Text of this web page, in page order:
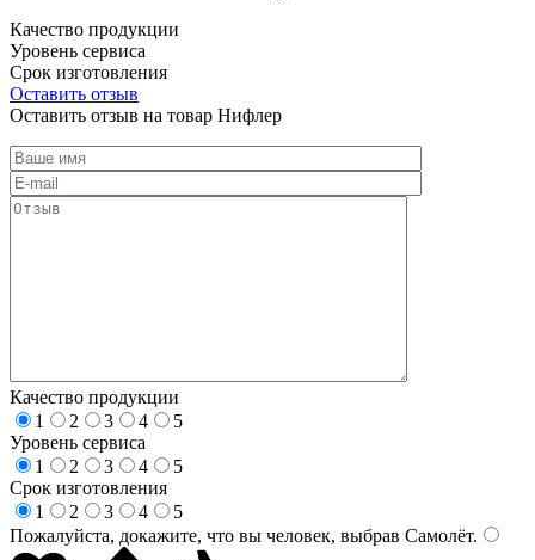
Качество продукции
Уровень сервиса
Срок изготовления
Оставить отзыв
Оставить отзыв на товар Нифлер
Качество продукции
1
2 3 4
5
Уровень сервиса
1
2 3 4
5
Срок изготовления
1
2 3 4
5
Пожалуйста, докажите, что вы человек, выбрав Самолёт.